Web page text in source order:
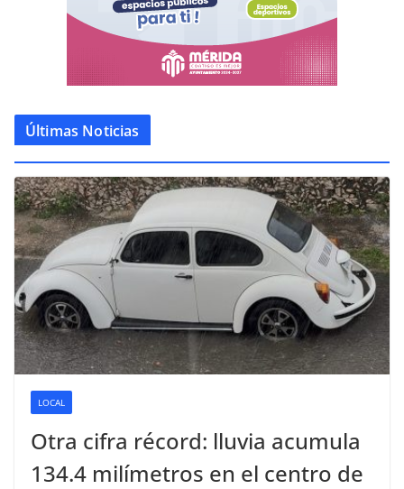
Últimas Noticias
LOCAL
Otra cifra récord: lluvia acumula
134.4 milímetros en el centro de